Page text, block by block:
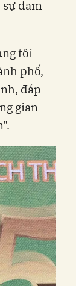
đam
tôi
phố,
đáp
gian